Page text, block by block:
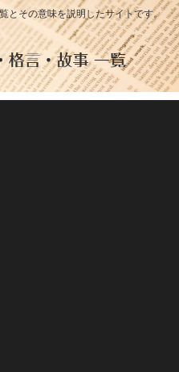
とその意味を説明したサイトです。